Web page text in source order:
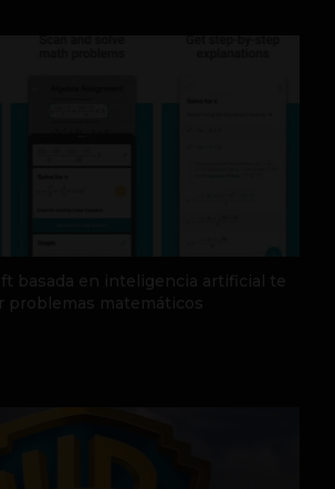
basada en inteligencia artificial te
problemas matemáticos